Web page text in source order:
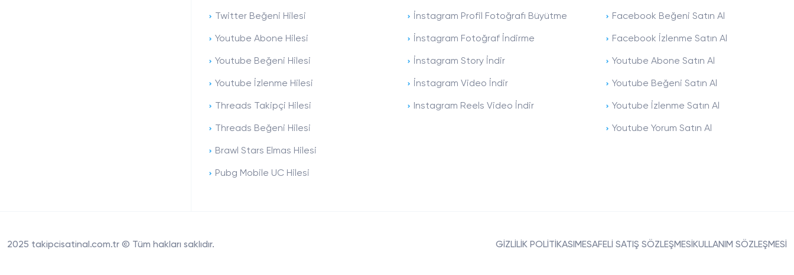
Twitter Beğeni Hilesi
Youtube Abone Hilesi
Youtube Beğeni Hilesi
Youtube İzlenme Hilesi
Threads Takipçi Hilesi
Threads Beğeni Hilesi
Brawl Stars Elmas Hilesi
Pubg Mobile UC Hilesi
İnstagram Profil Fotoğrafı Büyütme
İnstagram Fotoğraf İndirme
İnstagram Story İndir
İnstagram Video İndir
Instagram Reels Video İndir
Facebook Beğeni Satın Al
Facebook İzlenme Satın Al
Youtube Abone Satın Al
Youtube Beğeni Satın Al
Youtube İzlenme Satın Al
Youtube Yorum Satın Al
2025 takipcisatinal.com.tr © Tüm hakları saklıdır. GİZLİLİK POLİTİKASI MESAFELİ SATIŞ SÖZLEŞMESİ KULLANIM SÖZLEŞMESİ